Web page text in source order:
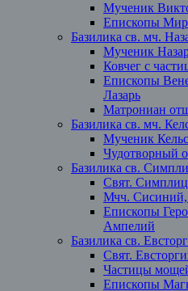
Мученик
Епископы
Базилика св. мч.
Мученик
Ковчег с
Епископы
Лазарь
Матрониан
Базилика св. мч.
Мученик
Чудотворный
Базилика св.
Свят.
Мчч.
Епископы
Ампелий
Базилика св.
Свят.
Частицы
Епископы